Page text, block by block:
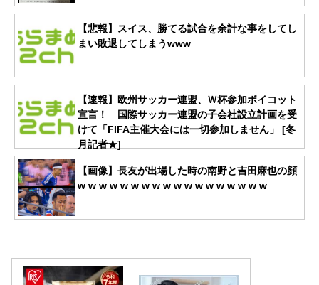
【悲報】スイス、勝てる試合を余計な事をしてし
まい敗退してしまうwww
【速報】欧州サッカー連盟、Ｗ杯参加ボイコット
宣言！ 国際サッカー連盟の子会社設立計画を受
けて「FIFA主催大会には一切参加しません」 [冬
月記者★]
【画像】長友が出場した時の南野と吉田麻也の顔
w w w w w w w w w w w w w w w w w w